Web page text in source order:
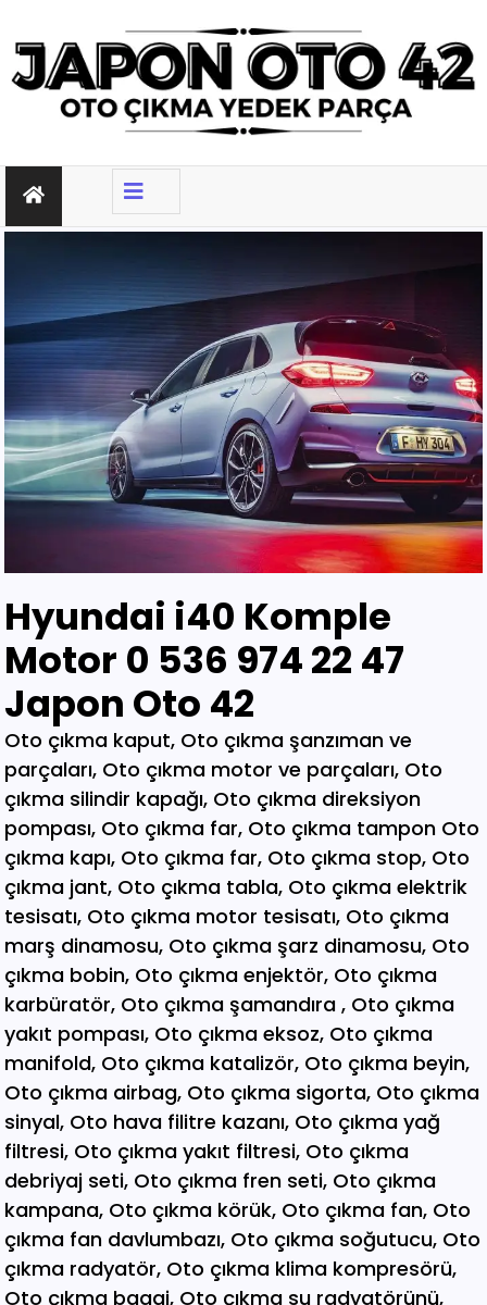
Hyundai i40 Komple
Motor 0 536 974 22 47
Japon Oto 42
Oto çıkma kaput, Oto çıkma şanzıman ve parçaları, Oto çıkma motor ve parçaları, Oto çıkma silindir kapağı, Oto çıkma direksiyon pompası, Oto çıkma far, Oto çıkma tampon Oto çıkma kapı, Oto çıkma far, Oto çıkma stop, Oto çıkma jant, Oto çıkma tabla, Oto çıkma elektrik tesisatı, Oto çıkma motor tesisatı, Oto çıkma marş dinamosu, Oto çıkma şarz dinamosu, Oto çıkma bobin, Oto çıkma enjektör, Oto çıkma karbüratör, Oto çıkma şamandıra , Oto çıkma yakıt pompası, Oto çıkma eksoz, Oto çıkma manifold, Oto çıkma katalizör, Oto çıkma beyin, Oto çıkma airbag, Oto çıkma sigorta, Oto çıkma sinyal, Oto hava filitre kazanı, Oto çıkma yağ filtresi, Oto çıkma yakıt filtresi, Oto çıkma debriyaj seti, Oto çıkma fren seti, Oto çıkma kampana, Oto çıkma körük, Oto çıkma fan, Oto çıkma fan davlumbazı, Oto çıkma soğutucu, Oto çıkma radyatör, Oto çıkma klima kompresörü, Oto çıkma bagaj, Oto çıkma su radyatörünü, Oto çıkma klima radyatörü, Oto çıkma interkol radyatörü, Oto çıkma cam, Oto çıkma çamurluk, Oto çıkma davlumbaz, Oto çıkma güneşlik, Oto çıkma kapı kolu, Oto çıkma kapı saçı, Oto çıkma karter, Oto kesme marşpiyel, Oto çıkma panel, Oto çıkma panjur , Oto çıkma sunroof, Oto çıkma arka tampon, Oto çıkma ön tampon, Oto çıkma ayna, Oto çıkma amartisör, Oto çıkma el freni, Oto çıkma el fren tabancası, Oto çıkma direksiyon simidi, Oto çıkma koltuk, Oto çıkma vites topuzu, Oto çıkma göğüs, Oto çıkma torpido, Oto çıkma kilometre saati, Oto çıkma dingil, Oto çıkma blok, Oto çıkma motor bloğu, Oto çıkma krank, Oto çıkma eksantrik mili, Oto çıkma gaz kelebeği, Oto çıkma kompresör, Oto çıkma mafsal, Oto çıkma motor kulağı, Oto çıkma motor, Oto çıkma piston kolu, Oto çıkma segman, Oto çıkma rulman, Oto çıkma turbo, Oto çıkma yağ pompası, Oto çıkma şanzıman dişlisi, Oto çıkma mafsal, Oto çıkma sekromenç, Oto çıkma türbin, Oto çıkma volant, Oto çıkma aks, Oto çıkma akis, Oto çıkma direksiyon kutusu, Oto çıkma direksiyon mili, Oto çıkma helezyon yayı, Oto çıkma körük, Oto çıkma porya, Oto çıkma sis çerçevesi, Oto çıkma kapı menteşesi, Oto çıkma sis farı, Oto çıkma difaransiyel, Oto çıkma traves, Oto çıkma cam motoru, Oto çıkma sinyal, Oto çıkma cam düğmesi, Oto çıkma kapı döşemesi, Oto çıkma cam kirkosu, Oto çıkma kalorifer kutusu, Oto çıkma beşik, Oto çıkma filtre, Oto çıkma konsül, Oto çıkma tampon demiri, Oto çıkma kapı kilidi, Oto çıkma motor takozu, Oto çıkma kampana, Oto çıkma gösterge paneli, Oto çıkma taşıyıcı, Oto kesme tavan, Oto kesme marşpiyel, Oto kesme çamurluk, Oto kesme yarım arka, Oto çıkma hava akış metresi, Oto çıkma vestenhaouse, Oto çıkma vestibhouse, Oto çıkma park sensörü Oto çıkma kapı fitilleri, Oto çıkma cam düğmesi, Oto çıkma motor takozu, Oto çıkma vites topuzu, Oto çıkma far beyni, Oto çıkma motor beyni, Oto çıkma airbag beyni, Oto çıkma abs beyni, Oto çıkma şanzıman beyni, Oto parça, Oto çıkma yedek parça, Oto oto yedek parça, Oto sigorta kutusu, Oto çıkma su bidonu, Oto çıkma teyp, Oto çıkma cd çalar, Oto çıkma rölanti ayarlayıcı, Oto çıkma kolon kilidi, Oto çıkma kapı kilidi, Oto çıkma kapı iç açma kolu, Oto çıkma kapı çıtası, Oto çıkma tavan çıtası, Oto çıkma krank kasnağı, Oto çıkma eksantrik kasnağı, Oto çıkma alt travers, Oto çıkma arka dingil, Oto çıkma fren merkezi, Oto çıkma imop kutus, Oto çıkma sigorta tablası, Oto çıkma klima ekranı, Oto çıkma vakum, Oto çıkma orta havalandırma, Oto çıkma radyo ekranı, Oto çıkma yağ pompası, Oto çıkma şanzıman kulağı, Oto çıkma debriyaj bilyası, Oto çıkma direksiyon spotu, Oto çıkma direksiyon sargısı, Oto çıkma airbag sargısı, Oto çıkma tesisat kablosu, Oto çıkma klima paneli, Oto çıkma ön kapı, Oto çıkma arka kapı, Oto çıkma baskı balata, Oto çıkma volant, Oto çıkma yedek parça, Oto çıkma parça, Oto oto yedek parça, Oto parça, Çıkma parça, Oto çıkma parçaları, Çıkma parçaları, Oto yedek parça, Oto çıkma şanzıman, Oto çıkma hoparlör, Oto çıkma fren vakum, Oto çıkma map sensösrü, Oto çıkma cam silgi motoru, Oto çıkma cam silgi kolu, Oto çıkma flaşö, Oto çıkma vites levyesi, Oto çıkma turbo basınç Oto çıkma vestinghouse, Oto çıkma gaz pedalı, Oto çıkma su bidonu, Oto çıkma ganister, Oto çıkma tampon braketi, Oto çıkma çamurluk davlumbazı, Oto çıkma el fren teli, Oto çıkma şarj dinamosu, Oto çıkma biel kolu, Oto çıkma hava akış metresi, Oto çıkma eksoz sondası, Oto çıkma emme manifoldu, Oto çıkma fincan, Oto çıkma itici horozlar, Oto çıkma piyano mili, Oto çıkma vites halatı, Oto çıkma tavan döşemesi, Oto çıkma sanroof düğmesi, Oto çıkma sanroof camı, Oto çıkma tavan anteni, Oto çıkma kapı bantları, Oto çıkma kapı soketi, Oto çıkma kapı tesisatı, Oto çıkma koltuk ayar düğmesi, Oto çıkma kapı rayı, Oto çıkma şanzıman dişlisi, Oto çıkma reyil borusu, Oto çıkma buji kablosu, Oto çıkma yağ çubuğu, Oto çıkma distribitör kapağı, Oto çıkma termostat, Oto çıkma map sensörü, Oto çıkma motor kaputu, Oto çıkma kapı nikelajı, Oto çıkma tampon nikelajı, Oto çıkma fren disk, Oto çıkma debriyaj rulmanı, Oto çıkma karbüratör, Oto çıkma eksoz takozu, Oto çıkma körük, Oto çıkma cam su deposu, Oto çıkma genleşme kavanozu, Oto çıkma süspansiyon, Oto çıkma devirdaim hortumu, Oto çıkma travers, Oto çıkma yedek su deposu, Oto çıkma emme manifolt, Oto çıkma kaset çalar, Oto çıkma kapı bandı, Oto çıkma eksantrik horuzu, Oto çıkma xenon far beyni, Oto çıkma tampon ızgarası, Oto çıkma cd çalar, Oto çıkma yakıt deposu, Oto çıkma tampon kaplaması, Oto çıkma kaput mandalı, Oto çıkma el fren düğmesi, Oto çıkma dikiz aynası, Oto çıkma yarım motor, Oto çıkma turbo borusu, Oto çıkma dış ayna, Oto çıkma iç ayna, Oto çıkma tozluk kapağı, Oto çıkma tampon alt bagaliti, Oto çıkma toz kapağı, Oto çıkma parça ankara, Oto çıkma parça İstanbul, Oto çıkma parça adana, Oto çıkma parça elağzı, Oto çıkma parça izmir, Oto çıkma parça bursa, Oto çıkma parça Eskişehir, Oto çıkma parça kayseri, Oto çıkma parça Diyarbakır, Oto çıkma parça Şanlıurfa, Oto çıkma parça,Gaziantep Oto çıkma parça ağrı, Oto çıkma parça konya, Oto çıkma parça Yozgat, Oto çıkma parça Nevşehir, Oto çıkma parça Niğde, Oto çıkma parça Antaly, Oto çıkma parça malatya, Oto çıkma parça mardin, Oto çıkma parça van, Oto çıkma parça hakkari, Oto çıkma parça,Erzurum Oto çıkma parça sivas, Oto çıkma parça Trabzon, Oto çıkma parça çorum, Oto çıkma parça samsun, Oto çıkma parça bolu, Oto çıkma parça afyon, Oto parça, Oto yedek parça, Oto oto yedek parça, Oto parçaları, Oto çıkmacı,yıldız sanayi sitesi ostim,otomobil yedek parça, çıkma parça oto yedek parça, Oto çıkma parça Oto parça, Oto çıkma parça , çıkma Oto parça,Adana Oto Çıkma Parça , Adıyaman Oto Çıkma Parça Afyon Oto Çıkma Parça Ağrı Oto Çıkma Parça Aksaray Oto Çıkma Parça Amasya Oto Çıkma Parça Ankara Oto Çıkma Parça Antalya Oto Çıkma Parça Ardahan Oto Çıkma Parça Artvin Oto Çıkma Parça Aydın Oto Çıkma Parça Balıkesir Oto Çıkma Parça Bartın Oto Çıkma Parça Batman Oto Çıkma Parça Bayburt Oto Çıkma Parça Bilecik Oto Çıkma Parça Bingöl Oto Çıkma Parça Bitlis Oto Çıkma Parça Bolu Oto Çıkma Parça Bursa Oto Çıkma Parça Çanakkale Oto Çıkma Parça Çankırı Oto Çıkma Parça Çorum Oto Çıkma Parça Denizli Oto Çıkma Parça Diyarbakır Oto Çıkma Parça Düzce Oto Çıkma Parça Edirne Oto Çıkma Parça Elazığ Oto Çıkma Parça Erzincan Oto Çıkma Parça Erzurum Oto Çıkma Parça Eskişehir Oto Çıkma Parça Gaziantep Oto Çıkma Parça Giresun Oto Çıkma Parça Gümüşhane Oto Çıkma Parça Hakkari Oto Çıkma Parça Hatay Oto Çıkma Parça Iğdır Oto Çıkma Parça Isparta Oto Çıkma Parça İstanbul Oto Çıkma Parça İzmir Oto Çıkma Parça Kahramanmaraş Oto Çıkma Karabük Oto Çıkma Parça Karaman Oto Çıkma Parça Kars Oto Çıkma Parça Kastamonu Oto Çıkma Parça Kayseri Oto Çıkma Parça Kilis Oto Çıkma Parça Kırıkkale Oto Çıkma Parça Kırklareli Oto Çıkma Parça Kırşehir Oto Çıkma Parça Kocaeli Oto Çıkma Parça Konya Oto Çıkma Parça Kütahya Oto Çıkma Parça Malatya Oto Çıkma Parça Manisa Yedek Parça Mardin Oto Çıkma Parça Mersin Oto Çıkma Parça Muğla Oto Çıkma Parça Nevşehir Oto Çıkma Parça Niğde Oto Çıkma Parça Ordu Oto Çıkma Parça Osmaniye Oto Çıkma Parça Rize Oto Çıkma Parça Sakarya Oto Çıkma Parça Samsun Oto Çıkma Parça Şanlıurfa Oto Çıkma Parça Siirt Oto Çıkma Parça Sinop Oto Çıkma Parça Şırnak Oto Çıkma Parça Sivas Oto Çıkma Parça Oto Çıkma Parça Tekirdağ Oto Çıkma Parça Tokat Oto Çıkma Parça Trabzon Oto Çıkma Parça Tunceli Oto Çıkma Parça Uşak Oto Çıkma Parça Van Oto Çıkma Parça Yalova Oto Çıkma Parça Yozgat Oto Çıkma Parça Zonguldak Oto Çıkma Parça Online Oto Çıkma Parça Düzce Oto Çıkma Parça Osmaniye Oto Çıkma Parça Kilis Oto Çıkma Parça Karabük Oto Çıkma Parça Yalova Oto Çıkma Parça Iğdır Oto Çıkma Parça Ardahan Oto Çıkma Parça Bartın Oto Çıkma Parça Şırnak Oto Çıkma Parça Adana Oto Çıkma yedek Parça Adıyaman Oto Çıkma yedek Afyon Oto Çıkma yedek Parça Ağrı Oto Çıkma yedek Parça Aksaray Oto Çıkma yedek Parça Amasya Oto Çıkma yedek Parça Ankara Oto Çıkma yedek Parça Antalya Oto Çıkma yedek Parça Ardahan Oto Çıkma yedek Parça Artvin Oto Çıkma yedek Parça Aydın Oto Çıkma yedek Parça Balıkesir Oto Çıkma yedek Parça Bartın Oto Çıkma yedek Parça Batman Oto Çıkma yedek Parça Bayburt Oto Çıkma yedek Parça Bilecik Oto Çıkma yedek Parça Bingöl Oto Çıkma yedek Parça Bitlis Oto Çıkma yedek Parça Bolu Oto Çıkma yedek Parça Bursa Oto Çıkma yedek Parça Çanakkale Oto Çıkma yedek Çankırı Oto Çıkma yedek Parça Çorum Oto Çıkma yedek Parça Denizli Oto Çıkma yedek Parça Diyarbakır Oto Çıkma yedek Düzce Oto Çıkma yedek Parça Edirne Oto Çıkma yedek Parça Elazığ Oto Çıkma yedek Parça Erzincan Oto Çıkma yedek Parça Erzurum Oto Çıkma yedek Parça Eskişehir Oto Çıkma yedek Parça Gaziantep Oto Çıkma yedek Giresun Oto Çıkma yedek Parça Gümüşhane Oto Çıkma yedek Hakkari Oto Çıkma yedek Parça Hatay Oto Çıkma yedek Parça Iğdır Oto Çıkma yedek Parça Isparta Oto Çıkma yedek Parça İstanbul Oto Çıkma yedek Parça İzmir Oto Çıkma yedek Parça Kahramanmaraş Oto Çıkma Karabük Oto Çıkma yedek Parça Karaman Oto Çıkma yedek Parça Kars Oto Çıkma yedek Parça Kastamonu Oto Çıkma yedek Kayseri Oto Çıkma yedek Parça Kilis Oto Çıkma yedek Parça Oto Çıkma Şarj Dinamosu, Oto Çıkma Taban Döşemeleri, Tekirdağ O